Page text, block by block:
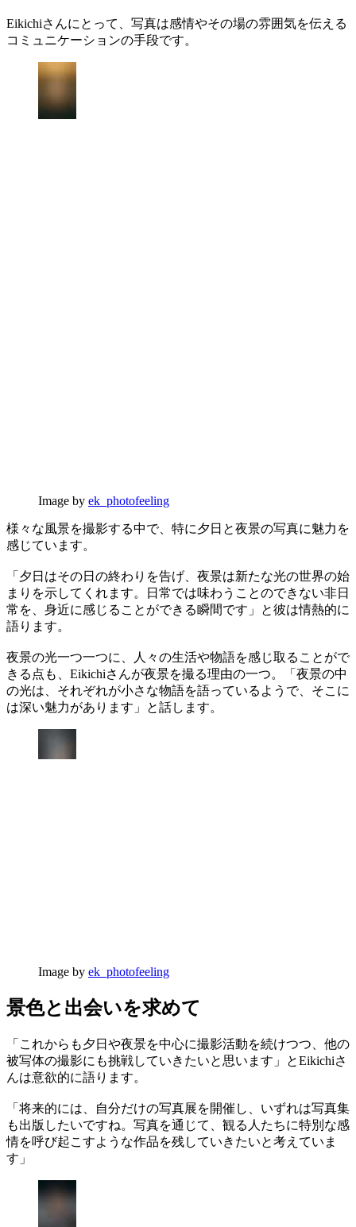
Eikichiさんにとって、写真は感情やその場の雰囲気を伝える
コミュニケーションの手段です。
Image by ek_photofeeling
様々な風景を撮影する中で、特に夕日と夜景の写真に魅力を
感じています。
「夕日はその日の終わりを告げ、夜景は新たな光の世界の始
まりを示してくれます。日常では味わうことのできない非日
常を、身近に感じることができる瞬間です」と彼は情熱的に
語ります。
夜景の光一つ一つに、人々の生活や物語を感じ取ることがで
きる点も、Eikichiさんが夜景を撮る理由の一つ。「夜景の中
の光は、それぞれが小さな物語を語っているようで、そこに
は深い魅力があります」と話します。
Image by ek_photofeeling
景色と出会いを求めて
「これからも夕日や夜景を中心に撮影活動を続けつつ、他の
被写体の撮影にも挑戦していきたいと思います」とEikichiさ
んは意欲的に語ります。
「将来的には、自分だけの写真展を開催し、いずれは写真集
も出版したいですね。写真を通じて、観る人たちに特別な感
情を呼び起こすような作品を残していきたいと考えていま
す」